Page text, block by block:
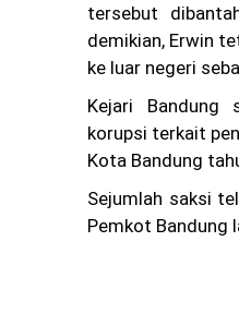
tersebut
demikian, Erwin
ke luar negeri
Kejari Bandung
korupsi terkait
Kota Bandung
Sejumlah saksi
Pemkot Bandung